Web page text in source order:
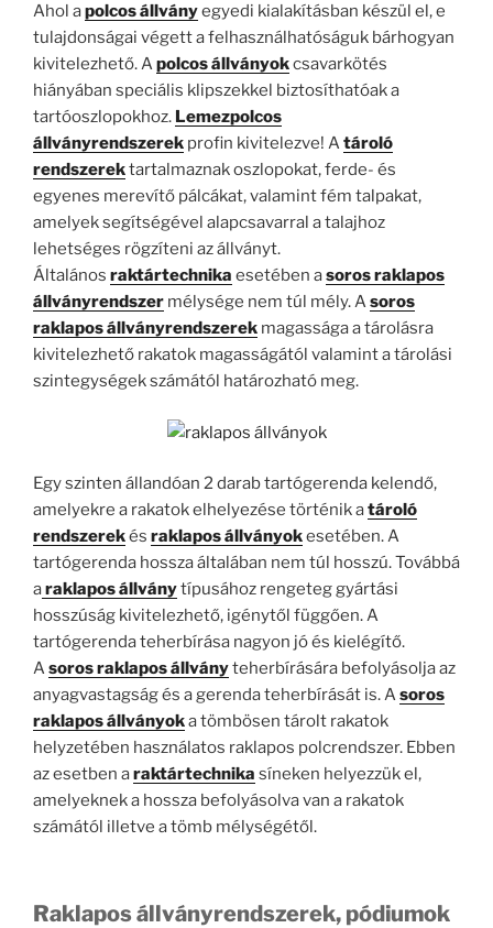
Ahol apolcos állványegyedi kialakításban készül el, e
tulajdonságai végett a felhasználhatóságuk bárhogyan
kivitelezhető. Apolcos állványokcsavarkötés
hiányában speciális klipszekkel biztosíthatóak a
tartóoszlopokhoz. Lemezpolcos
állványrendszerek profin kivitelezve! Atároló
rendszerektartalmaznak oszlopokat, ferde- és
egyenes merevítő pálcákat, valamint fém talpakat,
amelyek segítségével alapcsavarral a talajhoz
lehetséges rögzíteni az állványt.
Általános raktártechnika esetében asoros raklapos
állványrendszer mélysége nem túl mély. Asoros
raklapos állványrendszerek magassága a tárolásra
kivitelezhető rakatok magasságától valamint a tárolási
szintegységek számától határozható meg.
Egy szinten állandóan 2 darab tartógerenda kelendő,
amelyekre a rakatok elhelyezése történik atároló
rendszerekés raklapos állványokesetében. A
tartógerenda hossza általában nem túl hosszú. Továbbá
araklapos állványtípusához rengeteg gyártási
hosszúság kivitelezhető, igénytől függően. A
tartógerenda teherbírása nagyon jó és kielégítő.
Asoros raklapos állványteherbírására befolyásolja az
anyagvastagság és a gerenda teherbírását is. Asoros
raklapos állványoka tömbösen tárolt rakatok
helyzetében használatos raklapos polcrendszer. Ebben
az esetben araktártechnika síneken helyezzük el,
amelyeknek a hossza befolyásolva van a rakatok
számától illetve a tömb mélységétől.
Raklapos állványrendszerek, pódiumok